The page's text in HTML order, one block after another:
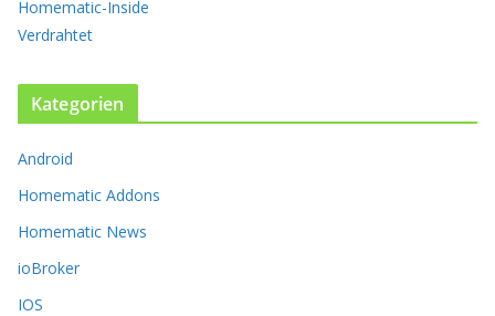
u
.
e
p
t
o
n
Homematic-Inside
Verdrahtet
Kategorien
Android
Homematic Addons
Homematic News
ioBroker
IOS